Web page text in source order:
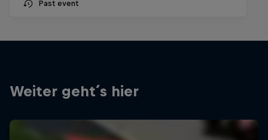
Past event
Weiter geht´s hier